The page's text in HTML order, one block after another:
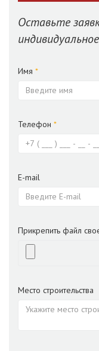
Оставьте
Имя *
Телефон *
E-mail
Прикрепить файл
Место строительства